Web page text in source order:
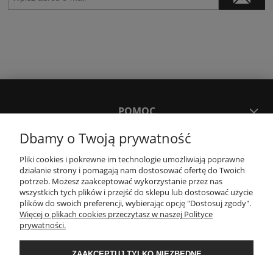
POMOC
MOJE KONTO
PŁATNOŚCI I DOSTAWA
KONTAKT
Dbamy o Twoją prywatność
Pliki cookies i pokrewne im technologie umożliwiają poprawne
działanie strony i pomagają nam dostosować ofertę do Twoich
potrzeb. Możesz zaakceptować wykorzystanie przez nas
wszystkich tych plików i przejść do sklepu lub dostosować użycie
plików do swoich preferencji, wybierając opcję "Dostosuj zgody".
Więcej o plikach cookies przeczytasz w naszej Polityce
prywatności.